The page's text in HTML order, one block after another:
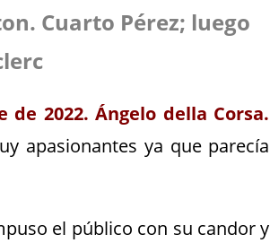
Cuarto Pérez; luego
2022. Ángelo della Corsa.
apasionantes ya que parecía
el público con su candor y